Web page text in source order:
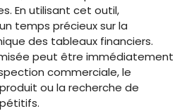
En utilisant cet outil,
temps précieux sur la
des tableaux financiers.
peut être immédiatement
commerciale, le
ou la recherche de